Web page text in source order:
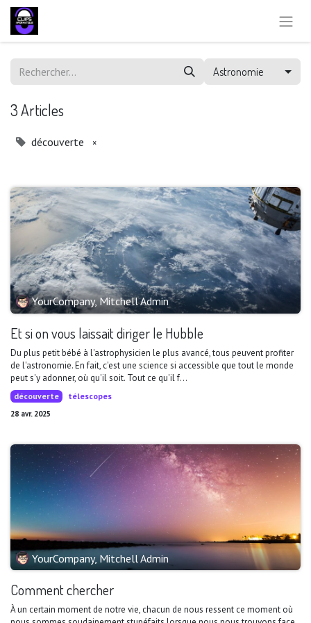
Astronomie
3 Articles
découverte ×
YourCompany, Mitchell Admin
Et si on vous laissait diriger le Hubble
Du plus petit bébé à l'astrophysicien le plus avancé, tous peuvent profiter
de l'astronomie. En fait, c'est une science si accessible que tout le monde
peut s'y adonner, où qu'il soit. Tout ce qu'il f...
découverte
télescopes
28 avr. 2025
YourCompany, Mitchell Admin
Comment chercher
À un certain moment de notre vie, chacun de nous ressent ce moment où